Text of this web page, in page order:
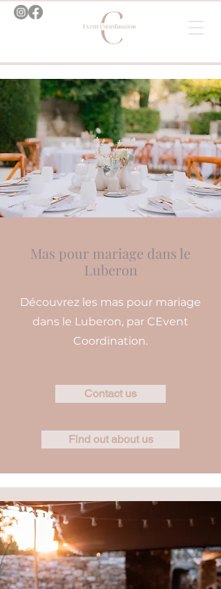
Mas pour mariage dans le
Luberon
Découvrez les mas pour mariage
dans le Luberon, par CEvent
Coordination.
Contact us
Find out about us